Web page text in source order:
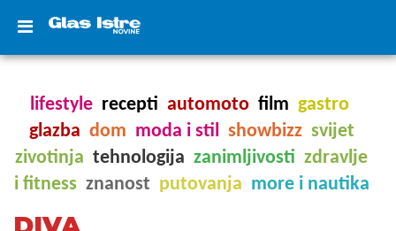
lifestyle recepti automoto film gastro
glazba dom moda i stil showbizz svijet
zivotinja tehnologija zanimljivosti zdravlje
i fitness znanost putovanja more i nautika